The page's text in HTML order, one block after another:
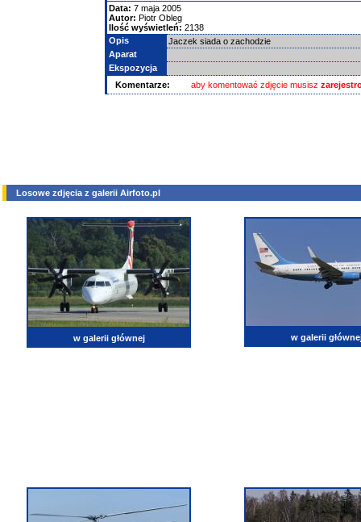
Data: 7 maja 2005
Autor: Piotr Obleg
Ilość wyświetleń: 2138
Opis
Jaczek siada o zachodzie
Aparat
Ekspozycja
Komentarze:
aby komentować zdjęcie musisz
Losowe zdjęcia z galerii Airfoto.pl
w galerii głównej w galerii